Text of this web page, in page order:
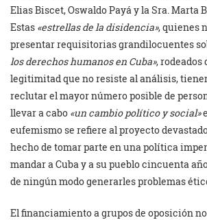
Elias Biscet, Oswaldo Payá y la Sra. Marta
Estas «estrellas de la disidencia», quienes
presentar requisitorias grandilocuentes
los derechos humanos en Cuba», rodeados
legitimitad que no resiste al análisis,
reclutar el mayor número posible de
llevar a cabo «un cambio político y social»
eufemismo se refiere al proyecto
hecho de tomar parte en una política
mandar a Cuba y a su pueblo cincuenta
de ningún modo generarles problemas
El financiamiento a grupos de oposición